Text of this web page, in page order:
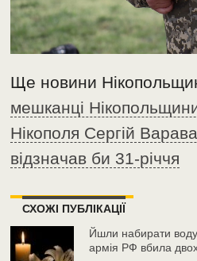
Ще новини
мешканці
Нікополя Сергій
відзначав би 31-річчя
СХОЖІ ПУБЛІКАЦІЇ
Йшли набирати
армія РФ вбила двох